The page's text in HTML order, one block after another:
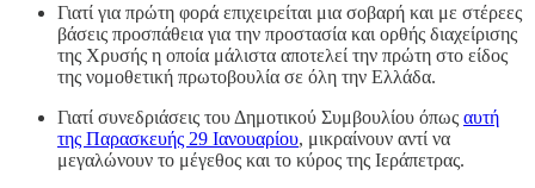
Γιατί για πρώτη φορά επιχειρείται μια σοβαρή και με στέρεες
βάσεις προσπάθεια για την προστασία και ορθής διαχείρισης
της Χρυσής η οποία μάλιστα αποτελεί την πρώτη στο είδος
της νομοθετική πρωτοβουλία σε όλη την Ελλάδα.
Γιατί συνεδριάσεις του Δημοτικού Συμβουλίου όπως αυτή
της Παρασκευής 29 Ιανουαρίου, μικραίνουν αντί να
μεγαλώνουν το μέγεθος και το κύρος της Ιεράπετρας.